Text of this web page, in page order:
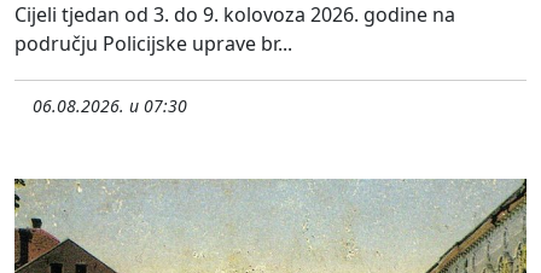
Cijeli tjedan od 3. do 9. kolovoza 2026. godine na
području Policijske uprave br...
06.08.2026. u 07:30